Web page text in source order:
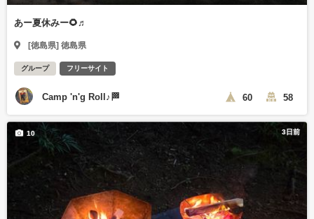
あー夏休みー🌻♬
[徳島県] 徳島県
グループ フリーサイト
Camp 'n'g Roll♪🏁 60 58
3日前
10